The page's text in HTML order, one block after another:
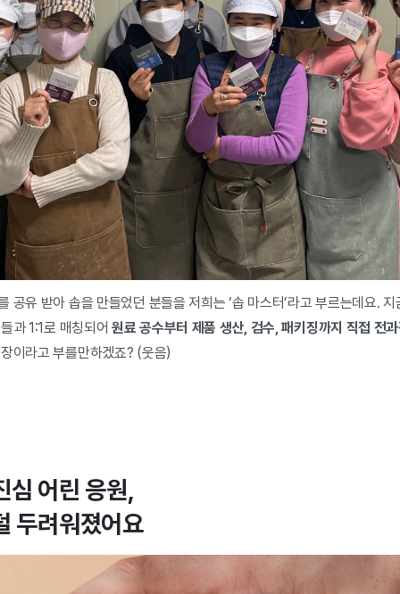
공유 받아 솝을 만들었던 분들을 저희는 ‘솝 마스터’라고 부르는데요.
과 1:1로 매칭되어원료 공수부터 제품 생산, 검수, 패키징까지 직접 전
이라고 부를만하겠죠? (웃음)
심 어린 응원,
두려워졌어요